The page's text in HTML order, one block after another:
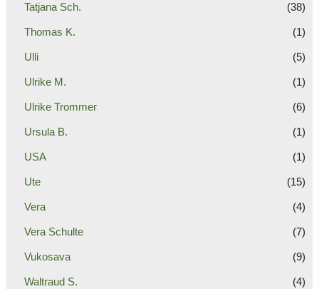
Tatjana Sch. (38)
Thomas K. (1)
Ulli (5)
Ulrike M. (1)
Ulrike Trommer (6)
Ursula B. (1)
USA (1)
Ute (15)
Vera (4)
Vera Schulte (7)
Vukosava (9)
Waltraud S. (4)